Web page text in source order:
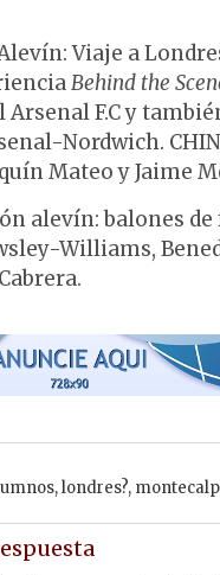
Viaje a
Behind the
Arsenal F.C y
Nordwich.
Mateo y Jaime
alevín: balones de
Williams,
,londres?,